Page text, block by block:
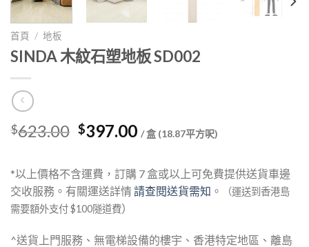
首頁 / 地板
SINDA 木紋石塑地板 SD002
$623.00 Original
was:
$623.00.
$397.00Current
is:
$397.00.
/ 盒 (18.87平方呎)
*以上價格不含運費，訂購 7 盒或以上可免費提供送貨車邊
交收服務。有關運送詳情請查閱送貨需知 。
（運送到香港島
需要額外支付 $100隧道費）
^送貨上門服務、無電梯設備的樓宇、香港特定地區、離島